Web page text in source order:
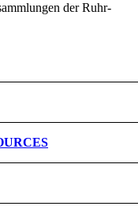
der Ruhr-